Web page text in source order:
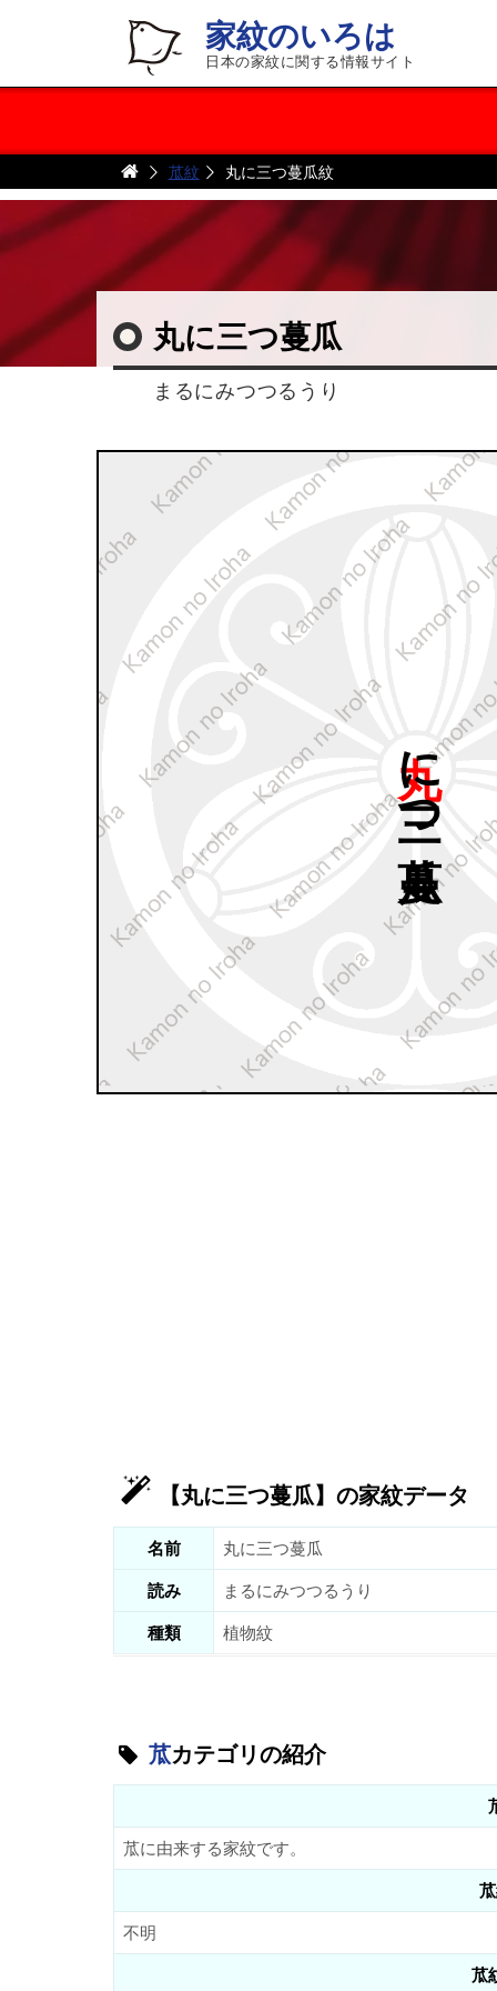
家紋のいろは
日本の家紋に関する情報サイト
苽紋 丸に三つ蔓瓜紋
丸に三つ蔓瓜
まるにみつつるうり
蔓瓜
【丸に三つ蔓瓜】の家紋データ
名前
丸に三つ蔓瓜
読み
まるにみつつるうり
種類
植物紋
苽カテゴリの紹介
苽に由来する家紋です。
不明
苽